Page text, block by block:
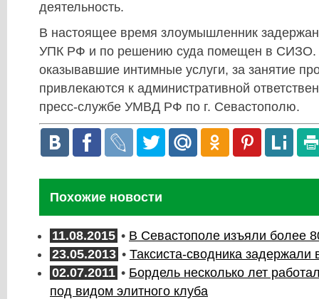
деятельность.
В настоящее время злоумышленник задержан
УПК РФ и по решению суда помещен в СИЗО.
оказывавшие интимные услуги, за занятие
привлекаются к административной
пресс-службе УМВД РФ по г. Севастополю.
Похожие новости
11.08.2015 • В Севастополе изъяли более
23.05.2013 • Таксиста-сводника задержали
02.07.2011 • Бордель несколько лет
под видом элитного клуба